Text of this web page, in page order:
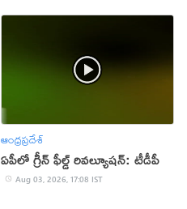
ఆంధ్రప్రదేశ్
ఏపీలో గ్రీన్ ఫీల్డ్ రివల్యూషన్: టీడీపీ
Aug 03, 2026, 17:08 IST